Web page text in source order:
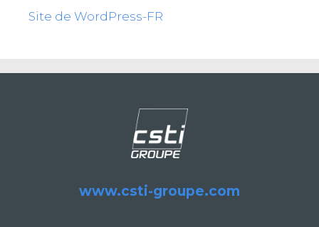
Site de WordPress-FR
www.csti-groupe.com